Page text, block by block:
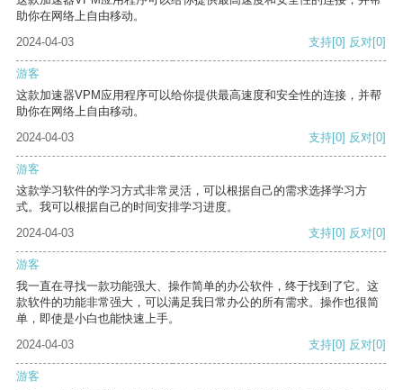
助你在网络上自由移动。
2024-04-03
支持[0] 反对[0]
游客
这款加速器VPM应用程序可以给你提供最高速度和安全性的连接，并帮
助你在网络上自由移动。
2024-04-03
支持[0] 反对[0]
游客
这款学习软件的学习方式非常灵活，可以根据自己的需求选择学习方
式。我可以根据自己的时间安排学习进度。
2024-04-03
支持[0] 反对[0]
游客
我一直在寻找一款功能强大、操作简单的办公软件，终于找到了它。这
款软件的功能非常强大，可以满足我日常办公的所有需求。操作也很简
单，即使是小白也能快速上手。
2024-04-03
支持[0] 反对[0]
游客